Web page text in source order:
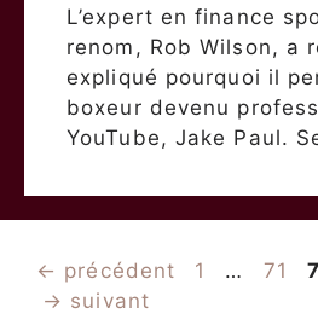
L’expert en finance
renom, Rob Wilson, a
expliqué pourquoi il
boxeur devenu
YouTube, Jake Paul.
← précédent Page
1 … Page
71
→ suivant